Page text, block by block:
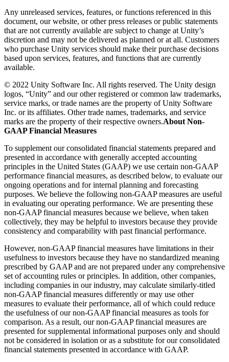
Any unreleased services, features, or functions referenced in this
document, our website, or other press releases or public statements
that are not currently available are subject to change at Unity’s
discretion and may not be delivered as planned or at all. Customers
who purchase Unity services should make their purchase decisions
based upon services, features, and functions that are currently
available.
© 2022 Unity Software Inc. All rights reserved. The Unity design
logos, “Unity” and our other registered or common law trademarks,
service marks, or trade names are the property of Unity Software
Inc. or its affiliates. Other trade names, trademarks, and service
marks are the property of their respective owners.About Non-
GAAP Financial Measures
To supplement our consolidated financial statements prepared and
presented in accordance with generally accepted accounting
principles in the United States (GAAP) we use certain non-GAAP
performance financial measures, as described below, to evaluate our
ongoing operations and for internal planning and forecasting
purposes. We believe the following non-GAAP measures are useful
in evaluating our operating performance. We are presenting these
non-GAAP financial measures because we believe, when taken
collectively, they may be helpful to investors because they provide
consistency and comparability with past financial performance.
However, non-GAAP financial measures have limitations in their
usefulness to investors because they have no standardized meaning
prescribed by GAAP and are not prepared under any comprehensive
set of accounting rules or principles. In addition, other companies,
including companies in our industry, may calculate similarly-titled
non-GAAP financial measures differently or may use other
measures to evaluate their performance, all of which could reduce
the usefulness of our non-GAAP financial measures as tools for
comparison. As a result, our non-GAAP financial measures are
presented for supplemental informational purposes only and should
not be considered in isolation or as a substitute for our consolidated
financial statements presented in accordance with GAAP.